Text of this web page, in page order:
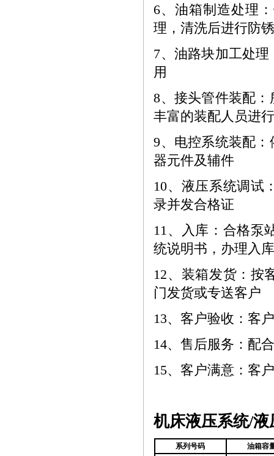
6、油箱制造处理
理，清洗后进行防
7、 油路块加工处
用
8、 接头管件装配
丰富的装配人员进
9、 电控系统装配
器元件及辅件
10、 液压系统调试
录并发合格证
11、
入库：合格泵
统说明书，办理入
12、 装箱发货：按
门发货或专送客户
13、客户验收：客
14、售后服务：配
15、客户满意：客
机床液压系统/
系列号码 油箱容